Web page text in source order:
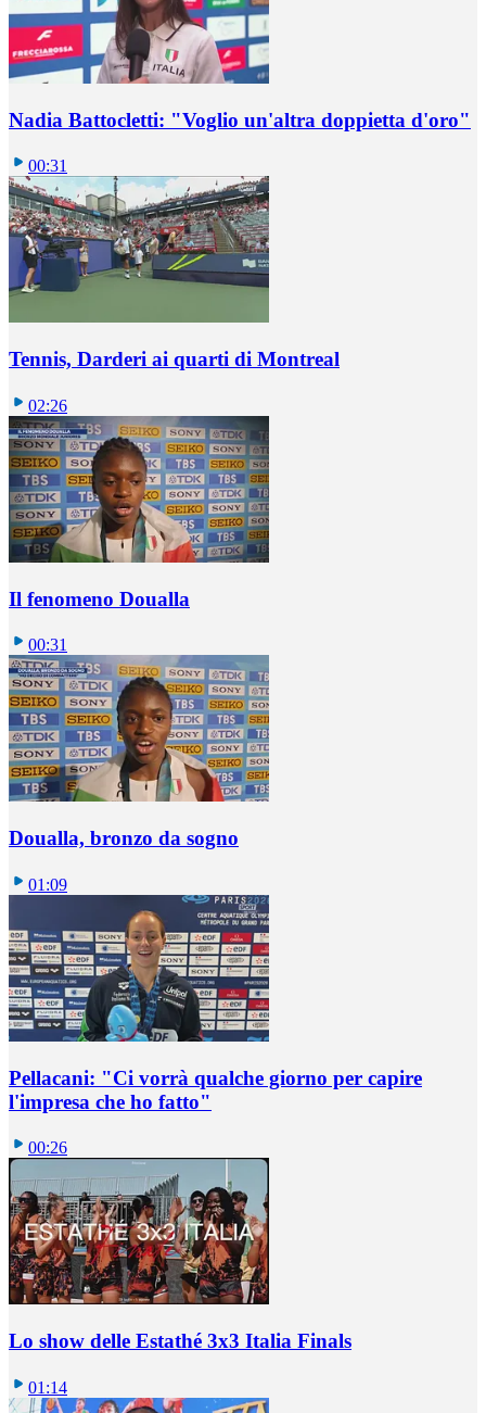
Nadia Battocletti: "Voglio un'altra doppietta d'oro"
00:31
Tennis, Darderi ai quarti di Montreal
02:26
Il fenomeno Doualla
00:31
Doualla, bronzo da sogno
01:09
Pellacani: "Ci vorrà qualche giorno per capire
l'impresa che ho fatto"
00:26
Lo show delle Estathé 3x3 Italia Finals
01:14